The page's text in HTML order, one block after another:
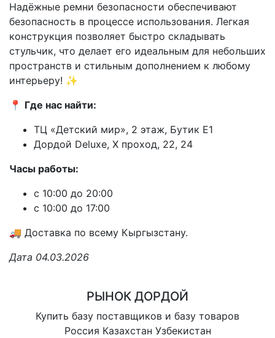
Надёжные ремни безопасности обеспечивают
безопасность в процессе использования. Легкая
конструкция позволяет быстро складывать
стульчик, что делает его идеальным для небольших
пространств и стильным дополнением к любому
интерьеру! ✨
📍 Где нас найти:
ТЦ «Детский мир», 2 этаж, Бутик E1
Дордой Deluxe, X проход, 22, 24
Часы работы:
с 10:00 до 20:00
с 10:00 до 17:00
🚚 Доставка по всему Кыргызстану.
Дата 04.03.2026
РЫНОК ДОРДОЙ
Купить базу поставщиков и базу товаров
Россия Казахстан Узбекистан